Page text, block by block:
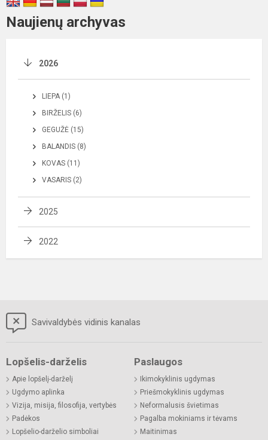
Naujienų archyvas
2026
LIEPA (1)
BIRŽELIS (6)
GEGUŽĖ (15)
BALANDIS (8)
KOVAS (11)
VASARIS (2)
2025
2022
Savivaldybės vidinis kanalas
Lopšelis-darželis
Apie lopšelį-darželį
Ugdymo aplinka
Vizija, misija, filosofija, vertybės
Padėkos
Lopšelio-darželio simboliai
Paslaugos
Ikimokyklinis ugdymas
Priešmokyklinis ugdymas
Neformalusis švietimas
Pagalba mokiniams ir tėvams
Maitinimas